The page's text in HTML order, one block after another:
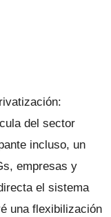
del sector
incluso, un
empresas y
el sistema
una flexibilización